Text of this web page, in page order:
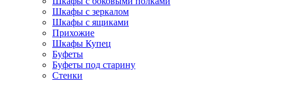
Шкафы с зеркалом
Шкафы с ящиками
Прихожие
Шкафы Купец
Буфеты
Буфеты под старину
Стенки